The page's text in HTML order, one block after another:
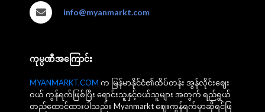
info@myanmarkt.com
ကုမ္ပဏီအကြောင်း
MYANMARKT.COM က မြန်မာနိုင်ငံ၏ထိပ်တန်း အွန်လိုင်းဈေး
ဝယ် ကွန်ရက်ဖြစ်ပြီး ရောင်းသူနှင့်ဝယ်သူများ အတွက် ရည်ရွယ်
တည်ထောင်ထားပါသည်။ Myanmarkt ဈေးကွန်ရက်မှာဆိုရင်ဖြ